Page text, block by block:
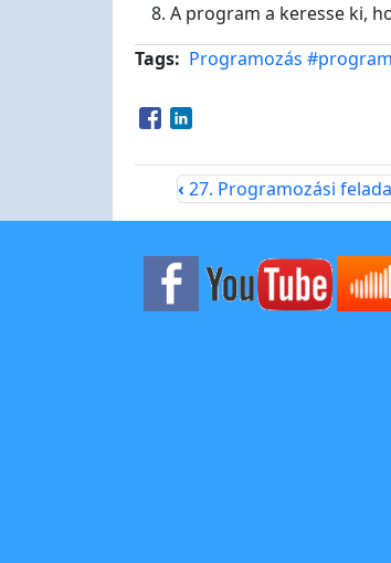
A program a keresse ki,
Tags
Programozás
Opens in a new window
Opens in a new window
‹ 27. Programozási